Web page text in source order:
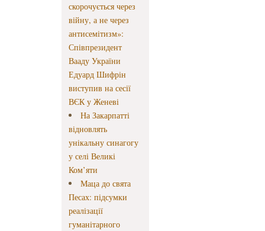
скорочується через
війну, а не через
антисемітизм»:
Співпрезидент
Вааду України
Едуард Шифрін
виступив на сесії
ВЄК у Женеві
На Закарпатті
відновлять
унікальну синагогу
у селі Великі
Ком’яти
Маца до свята
Песах: підсумки
реалізації
гуманітарного